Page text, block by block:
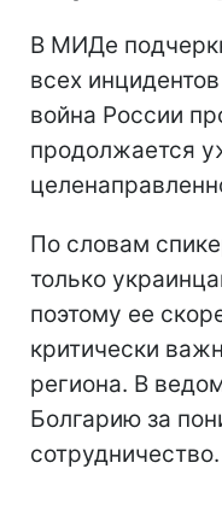
В МИДе
всех
война России
продолжается
По словам
только
поэтому ее
критически
региона. В
Болгарию за
сотрудничество.